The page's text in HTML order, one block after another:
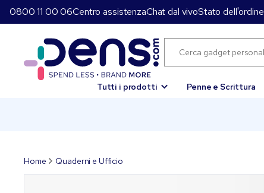
0800 11 00 06Centro assistenzaChat dal vivoStato dell'ordine
Tutti i prodotti Penne e Scrittura
Home Quaderni e Ufficio